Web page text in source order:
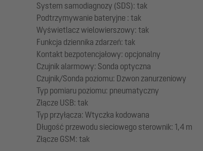
System samodiagnozy (SDS): tak
Podtrzymywanie bateryjne : tak
Wyświetlacz wielowierszowy: tak
Funkcja dziennika zdarzeń: tak
Kontakt bezpotencjałowy: opcjonalny
Czujnik alarmowy: Sonda optyczna
Czujnik/Sonda poziomu: Dzwon zanurzeniowy
Typ pomiaru poziomu: pneumatyczny
Złącze USB: tak
Typ przyłącza: Wtyczka kodowana
Długość przewodu sieciowego sterownik: 1,4 m